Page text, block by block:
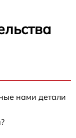
нами детали